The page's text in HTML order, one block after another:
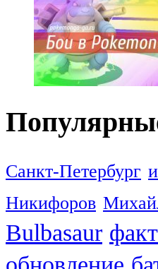
Санкт-Петербург
Никифоров
Bulbasaur